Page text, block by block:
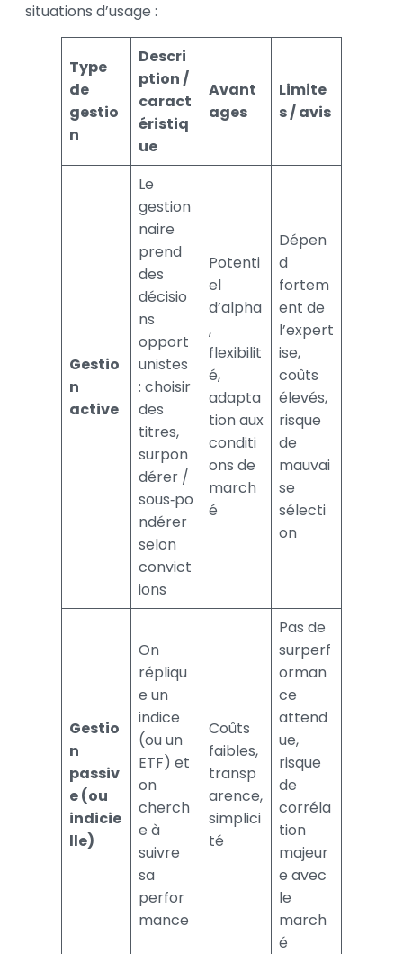
situations d’usage :
Type
de
gestio
n
Descri
ption /
caract
éristiq
ue
Avant
ages
Limite
s / avis
Gestio
n
active
Le
gestion
naire
prend
des
décisio
ns
opport
unistes
: choisir
des
titres,
surpon
dérer /
sous‑po
ndérer
selon
convict
ions
Potenti
el
d’alpha
,
flexibilit
é,
adapta
tion aux
conditi
ons de
march
é
Dépen
d
fortem
ent de
l’expert
ise,
coûts
élevés,
risque
de
mauvai
se
sélecti
on
Gestio
n
passiv
e (ou
indicie
lle)
On
répliqu
e un
indice
(ou un
ETF) et
on
cherch
e à
suivre
sa
perfor
mance
Coûts
faibles,
transp
arence,
simplici
té
Pas de
surperf
orman
ce
attend
ue,
risque
de
corréla
tion
majeur
e avec
le
march
é